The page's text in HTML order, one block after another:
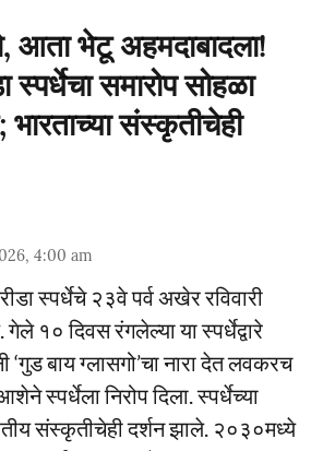
आता भेटू अहमदाबादला!
समारोप सोहळा
संस्कृतीचेही
4:00 am
स्पर्धेचे २३वे पर्व अखेर रविवारी
१० दिवस रंगलेल्या या स्पर्धेद्वारे
‘गुड बाय ग्लासगो’चा नारा देत लवकरच
स्पर्धेला निरोप दिला. स्पर्धेच्या
संस्कृतीचेही दर्शन झाले. २०३०मध्ये